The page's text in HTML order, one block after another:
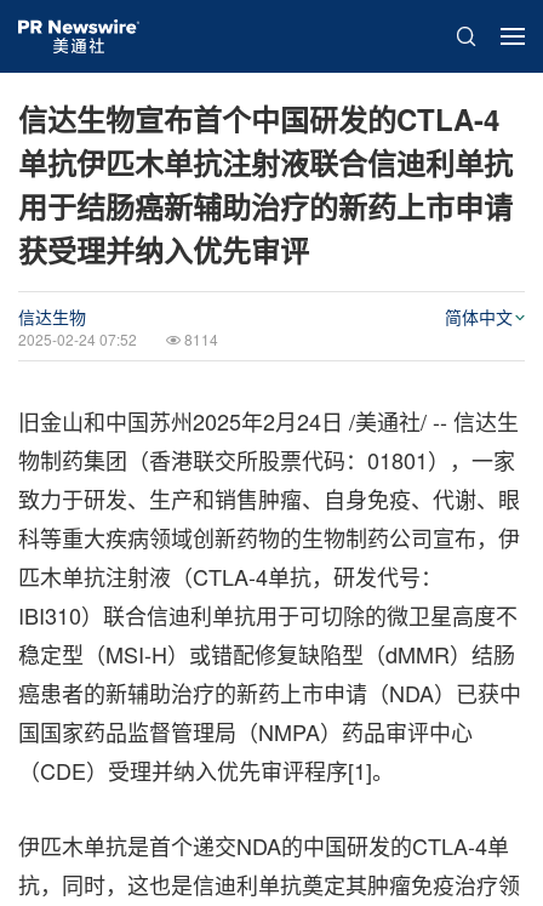
信达生物宣布首个中国研发的CTLA-4
单抗伊匹木单抗注射液联合信迪利单抗
用于结肠癌新辅助治疗的新药上市申请
获受理并纳入优先审评
信达生物
2025-02-24 07:52 8114
简体中文
旧金山和中国苏州2025年2月24日 /美通社/ -- 信达生
物制药集团（香港联交所股票代码：01801），一家
致力于研发、生产和销售肿瘤、自身免疫、代谢、眼
科等重大疾病领域创新药物的生物制药公司宣布，伊
匹木单抗注射液（CTLA-4单抗，研发代号：
IBI310）联合信迪利单抗用于可切除的微卫星高度不
稳定型（MSI-H）或错配修复缺陷型（dMMR）结肠
癌患者的新辅助治疗的新药上市申请（NDA）已获中
国国家药品监督管理局（NMPA）药品审评中心
（CDE）受理并纳入优先审评程序[1]。
伊匹木单抗是首个递交NDA的中国研发的CTLA-4单
抗，同时，这也是信迪利单抗奠定其肿瘤免疫治疗领